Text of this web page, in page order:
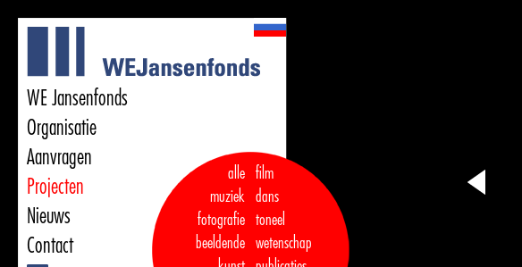
WE Jansenfonds
Organisatie
Aanvragen
Projecten
Nieuws
Contact
alle
muziek
fotografie
beeldende
film
dans
toneel
wetenschap